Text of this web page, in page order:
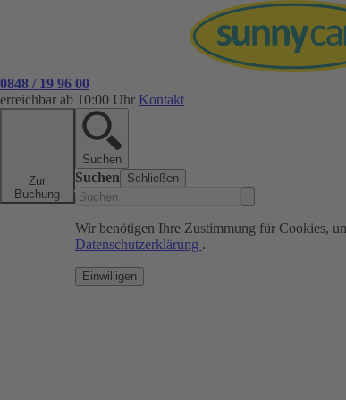
0848 / 19 96 00
erreichbar ab 10:00 Uhr Kontakt
Zur
Buchung
Suchen
Suchen Schließen
Wir benötigen Ihre Zustimmung für Cookies,
Datenschutzerklärung .
Einwilligen